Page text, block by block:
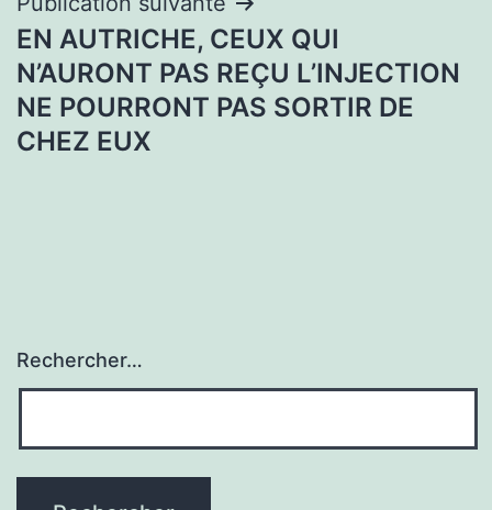
EN AUTRICHE, CEUX QUI
N’AURONT PAS REÇU L’INJECTION
NE POURRONT PAS SORTIR DE
CHEZ EUX
Rechercher…